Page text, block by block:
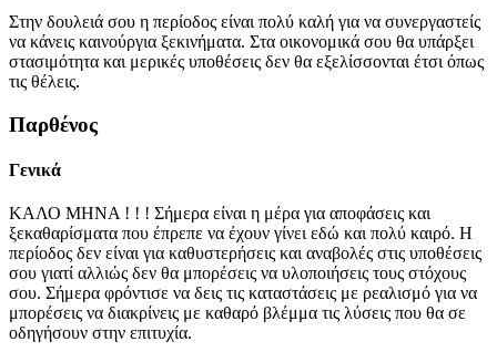
Στην δουλειά σου η περίοδος είναι πολύ καλή για να συνεργαστείς
να κάνεις καινούργια ξεκινήματα. Στα οικονομικά σου θα υπάρξει
στασιμότητα και μερικές υποθέσεις δεν θα εξελίσσονται έτσι όπως
τις θέλεις.
Παρθένος
Γενικά
ΚΑΛΟ ΜΗΝΑ ! ! ! Σήμερα είναι η μέρα για αποφάσεις και
ξεκαθαρίσματα που έπρεπε να έχουν γίνει εδώ και πολύ καιρό. Η
περίοδος δεν είναι για καθυστερήσεις και αναβολές στις υποθέσεις
σου γιατί αλλιώς δεν θα μπορέσεις να υλοποιήσεις τους στόχους
σου. Σήμερα φρόντισε να δεις τις καταστάσεις με ρεαλισμό για να
μπορέσεις να διακρίνεις με καθαρό βλέμμα τις λύσεις που θα σε
οδηγήσουν στην επιτυχία.